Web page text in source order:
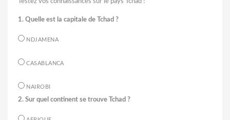
1. Quelle est la capitale de Tchad ?
NDJAMENA
CASABLANCA
NAIROBI
2. Sur quel continent se trouve Tchad ?